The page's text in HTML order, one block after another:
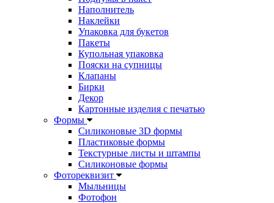
Наполнитель
Наклейки
Упаковка для букетов
Пакеты
Купольная упаковка
Пояски на супницы
Клапаны
Бирки
Декор
Картонные изделия с печатью
Формы
Силиконовые 3D формы
Пластиковые формы
Текстурные листы и штампы
Силиконовые формы
Фотореквизит
Мыльницы
Фотофон